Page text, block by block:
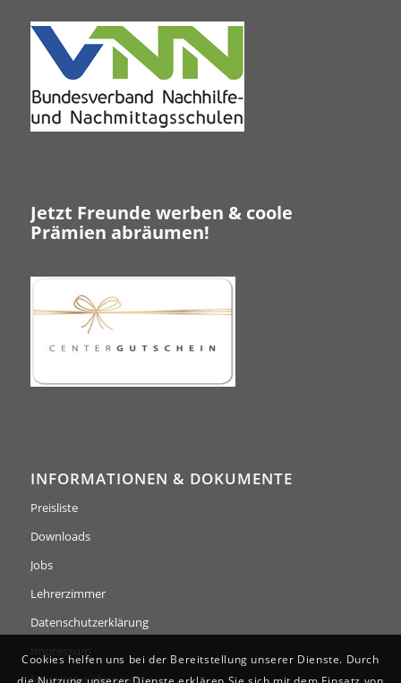
Jetzt Freunde werben & coole
Prämien abräumen!
INFORMATIONEN & DOKUMENTE
Preisliste
Downloads
Jobs
Lehrerzimmer
Datenschutzerklärung
Impressum
Newsletter abonnieren
Cookies helfen uns bei der Bereitstellung unserer Dienste. Durch